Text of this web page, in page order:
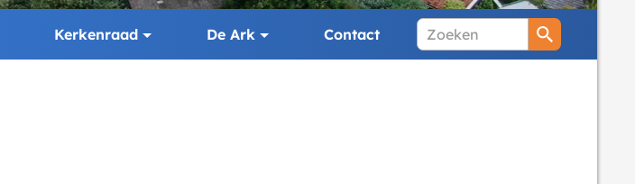
Kerkenraad De Ark Contact